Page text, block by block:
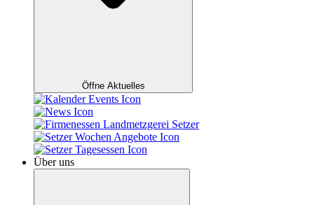
Öffne Aktuelles
Über uns